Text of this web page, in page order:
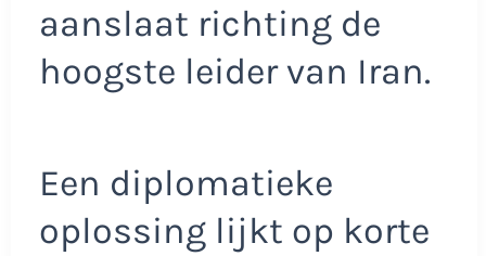
aanslaat richting de
hoogste leider van Iran.
Een diplomatieke
oplossing lijkt op korte